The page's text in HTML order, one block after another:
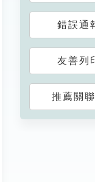
錯誤通
友善列
推薦關